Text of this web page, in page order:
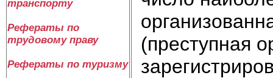
транспорту
Рефераты по
трудовому праву
Рефераты по туризму
(преступная